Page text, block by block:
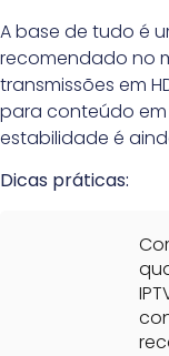
A base de tudo é
recomendado no
transmissões em
para conteúdo em
estabilidade é
Dicas práticas: